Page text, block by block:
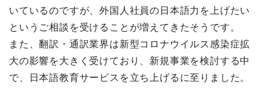
いているのですが、外国人社員の日本語力を上げたい
というご相談を受けることが増えてきたそうです。
また、翻訳・通訳業界は新型コロナウイルス感染症拡
大の影響を大きく受けており、新規事業を検討する中
で、日本語教育サービスを立ち上げるに至りました。